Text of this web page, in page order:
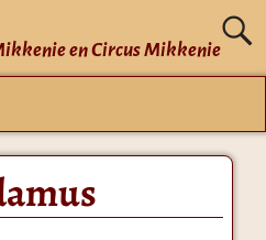
en Circus Mikkenie